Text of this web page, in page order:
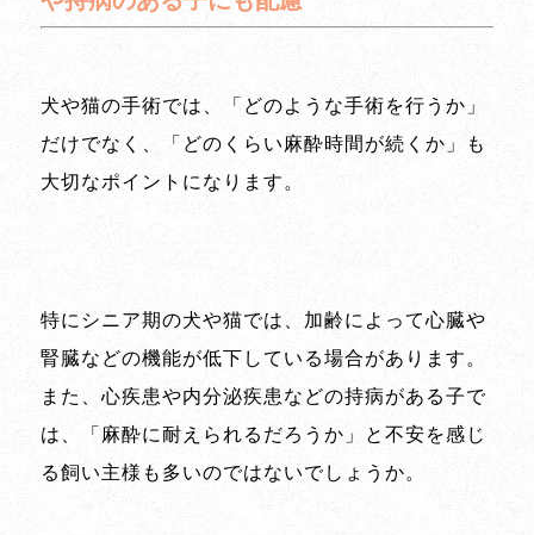
犬や猫の手術では、「どのような手術を行うか」
だけでなく、「どのくらい麻酔時間が続くか」も
大切なポイントになります。
特にシニア期の犬や猫では、加齢によって心臓や
腎臓などの機能が低下している場合があります。
また、心疾患や内分泌疾患などの持病がある子で
は、「麻酔に耐えられるだろうか」と不安を感じ
る飼い主様も多いのではないでしょうか。